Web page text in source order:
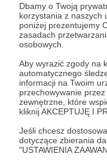
Dbamy o Twoją
korzystania z naszych
poniżej prezentujemy
zasadach
osobowych.
Aby wyrazić zgody na
automatycznego
informacji na Twoim
przechowywanie
zewnętrzne, które
kliknij AKCEPTUJĘ I
Jeśli chcesz
dotyczące zbierania
"USTAWIENIA
#sesjazdjęciowa